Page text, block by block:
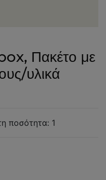
Πακέτο με
υλικά
ποσότητα: 1